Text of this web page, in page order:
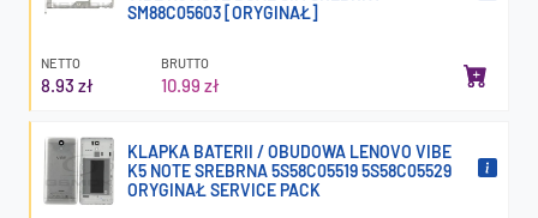
SM88C05603 [ORYGINAŁ]
NETTO
8.93 zł
BRUTTO
10.99 zł
KLAPKA BATERII / OBUDOWA LENOVO VIBE
K5 NOTE SREBRNA 5S58C05519 5S58C05529
ORYGINAŁ SERVICE PACK